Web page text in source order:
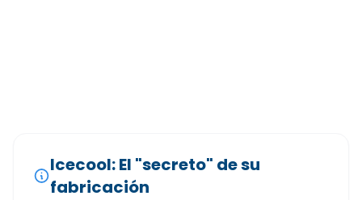
Icecool: El "secreto" de su
fabricación